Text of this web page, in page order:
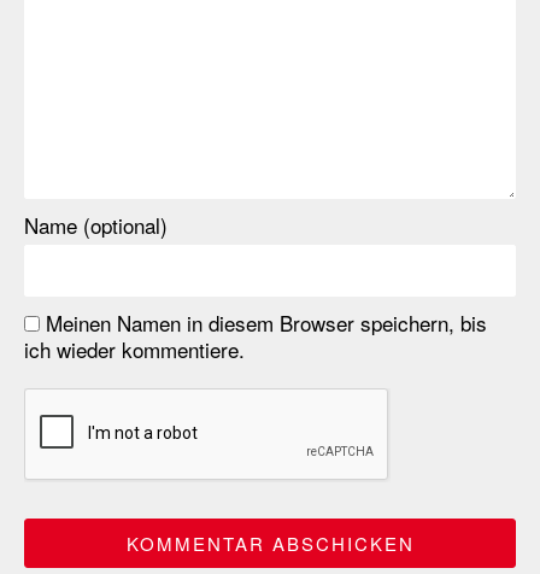
Name (optional)
Meinen Namen in diesem Browser speichern, bis
ich wieder kommentiere.